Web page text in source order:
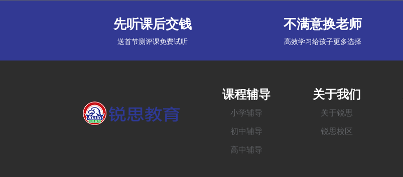
先听课后交钱
送首节测评课免费试听
不满意换老师
高效学习给孩子更多选择
课程辅导
小学辅导
初中辅导
高中辅导
关于我们
关于锐思
锐思校区